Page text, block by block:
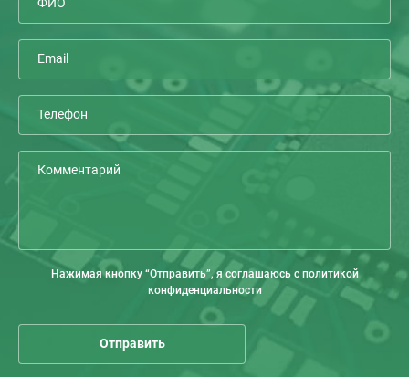
Нажимая кнопку “Отправить”, я соглашаюсь с политикой
конфиденциальности